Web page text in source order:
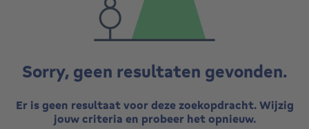
Sorry, geen resultaten gevonden.
Er is geen resultaat voor deze zoekopdracht. Wijzig
jouw criteria en probeer het opnieuw.